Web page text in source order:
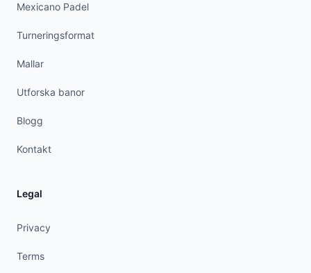
Mexicano Padel
Turneringsformat
Mallar
Utforska banor
Blogg
Kontakt
Legal
Privacy
Terms